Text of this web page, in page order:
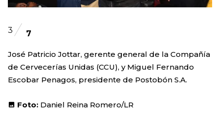
3 7
José Patricio Jottar, gerente general de la Compañía
de Cervecerías Unidas (CCU), y Miguel Fernando
Escobar Penagos, presidente de Postobón S.A.
Foto: Daniel Reina Romero/LR